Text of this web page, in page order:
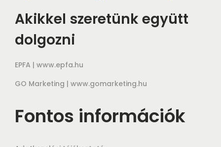
Akikkel szeretünk együtt
dolgozni
EPFA | www.epfa.hu
GO Marketing | www.gomarketing.hu
Fontos információk